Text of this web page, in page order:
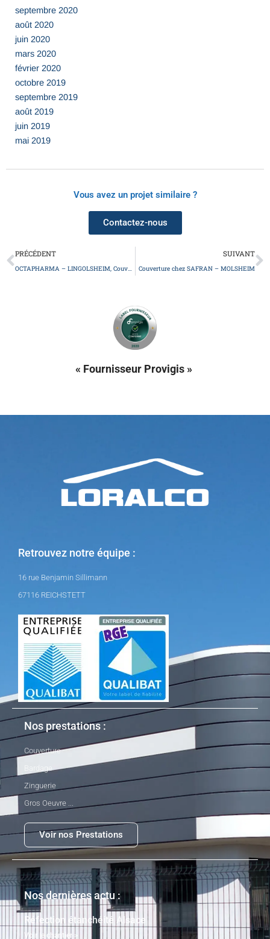
septembre 2020
août 2020
juin 2020
mars 2020
février 2020
octobre 2019
septembre 2019
août 2019
juin 2019
mai 2019
Vous avez un projet similaire ?
Contactez-nous
Précédent
PRÉCÉDENT
OCTAPHARMA – LINGOLSHEIM, Couverture de bâtiment
SUIVANT
Couverture chez SAFRAN – MOLSHEIM
« Fournisseur Provigis »
Retrouvez notre équipe :
16 rue Benjamin Sillimann
67116 REICHSTETT
Nos prestations :
Couverture
Bardage
Zinguerie
Gros Oeuvre ...
Voir nos Prestations
Nos dernières actu :
Réfection étanchéité Alsace
Voir le chantier >